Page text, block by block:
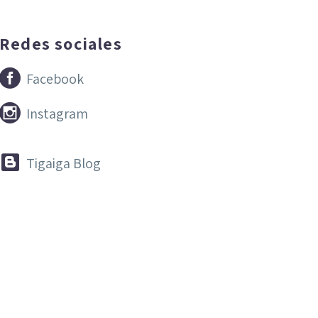
Redes sociales

 Facebook

 Instagram

 Tigaiga Blog